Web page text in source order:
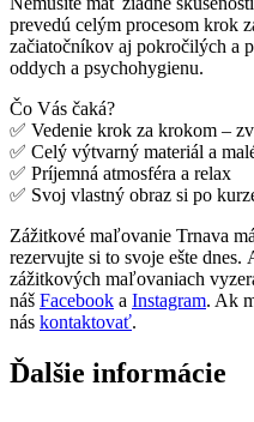
prevedú celým procesom krok
začiatočníkov aj pokročilých a
oddych a psychohygienu.
Čo Vás čaká?
✅ Vedenie krok za krokom –
✅ Celý výtvarný materiál a
✅ Príjemná atmosféra a relax
✅ Svoj vlastný obraz si po
Zážitkové maľovanie Trnava
rezervujte si to svoje ešte
zážitkových maľovaniach
náš Facebook a Instagram. Ak
nás kontaktovať.
Ďalšie informácie